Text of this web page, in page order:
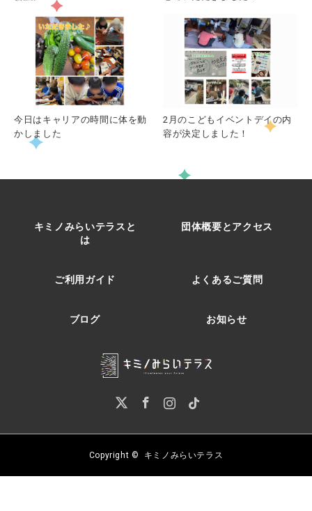
今日はキャリアの時間に体を動
かしました
2月のこどもイベントデイの内
容が決定しました！
キミノみらいテラスと
は
団体概要とアクセス
ご利用ガイド よくあるご質問
ブログ お知らせ
InstagramPinterest
Copyright © キミノみらいテラス